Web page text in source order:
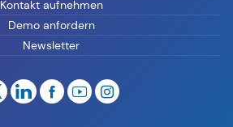
Kontakt aufnehmen
Demo anfordern
Newsletter